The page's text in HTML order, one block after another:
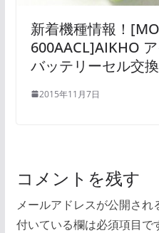
新着機種情報！
600AACL]AIKHO
バッテリーセル交換
2015年11月7日
コメントを残す
メールアドレスが公開され
付いている欄は必須項目で